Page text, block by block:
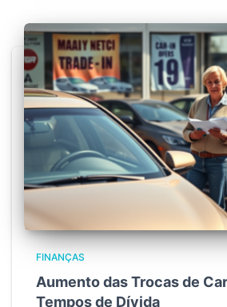
FINANÇAS
Aumento das Trocas de
Tempos de Dívida